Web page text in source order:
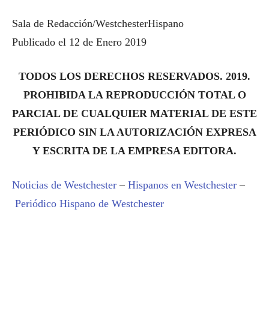
Sala de Redacción/WestchesterHispano
Publicado el 12 de Enero 2019
TODOS LOS DERECHOS RESERVADOS. 2019.
PROHIBIDA LA REPRODUCCIÓN TOTAL O
PARCIAL DE CUALQUIER MATERIAL DE ESTE
PERIÓDICO SIN LA AUTORIZACIÓN EXPRESA
Y ESCRITA DE LA EMPRESA EDITORA.
Noticias de Westchester – Hispanos en Westchester –
Periódico Hispano de Westchester